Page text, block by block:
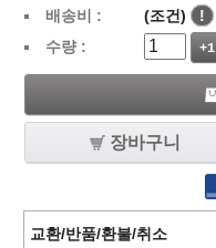
배송비 :
(조건) !
수량 :
+1
장바구니
교환/반품/환불/취소